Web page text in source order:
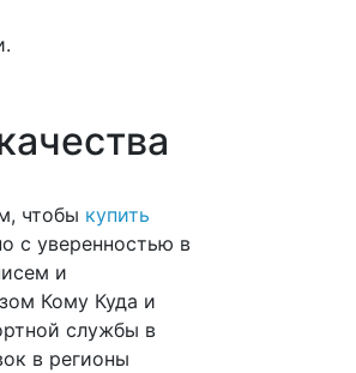
чтобы купить
с уверенностью в
и
Кому Куда и
службы в
в регионы